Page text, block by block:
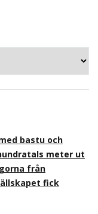
bastu och
meter ut
från
fick